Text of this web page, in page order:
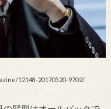
12148-20170520-9702/